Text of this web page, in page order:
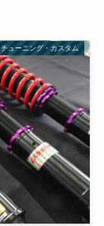
チューニング・カスタム